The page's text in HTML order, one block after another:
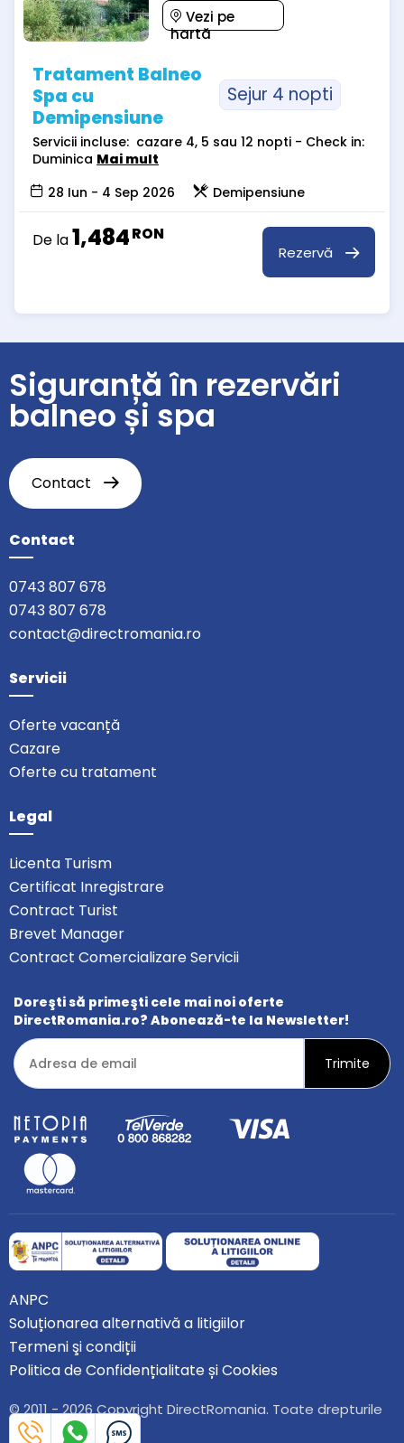
Vezi pe
hartă
Tratament Balneo
Spa cu
Demipensiune
Sejur 4 nopti
Servicii incluse: cazare 4, 5 sau 12 nopti - Check in:
Duminica Mai mult
28 Iun - 4 Sep 2026
Demipensiune
De la1,484RON
Rezervă
Siguranță în rezervări
balneo și spa
Contact
Contact
0743 807 678
0743 807 678
contact@directromania.ro
Servicii
Oferte vacanță
Cazare
Oferte cu tratament
Legal
Licenta Turism
Certificat Inregistrare
Contract Turist
Brevet Manager
Contract Comercializare Servicii
Doreşti să primeşti cele mai noi oferte
DirectRomania.ro? Abonează-te la Newsletter!
ANPC
Soluționarea alternativă a litigiilor
Termeni şi condiții
Politica de Confidențialitate și Cookies
© 2011 - 2026 Copyright DirectRomania. Toate drepturile
rezervate.